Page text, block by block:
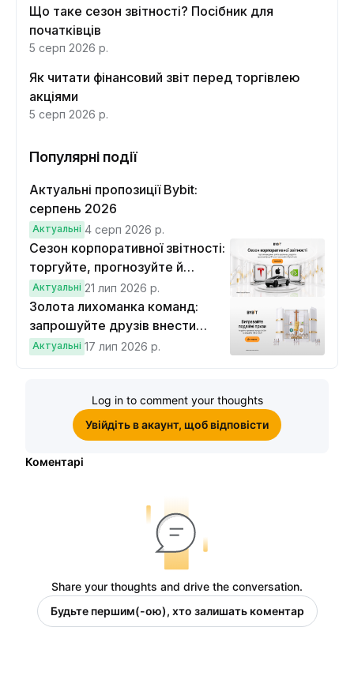
Що таке сезон звітності? Посібник для
початківців
5 серп 2026 р.
Як читати фінансовий звіт перед торгівлею
акціями
5 серп 2026 р.
Популярні події
Актуальні пропозиції Bybit:
серпень 2026
Актуальні 4 серп 2026 р.
Сезон корпоративної звітності:
торгуйте, прогнозуйте й
вигравайте Cybertruck
Актуальні 21 лип 2026 р.
Золота лихоманка команд:
запрошуйте друзів внести
депозит на $100 і торгувати на
Актуальні 17 лип 2026 р.
Log in to comment your thoughts
Увійдіть в акаунт, щоб відповісти
Коментарі
Share your thoughts and drive the conversation.
Будьте першим(-ою), хто залишать коментар